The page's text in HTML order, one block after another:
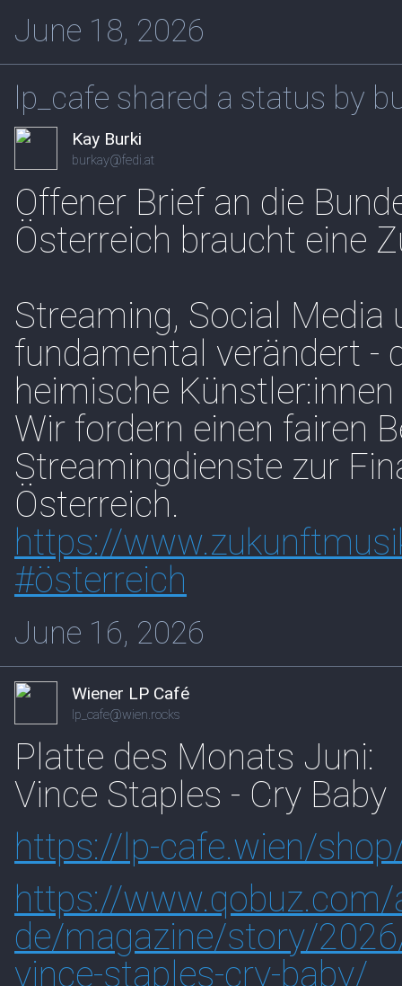
June 18, 2026
lp_cafe shared a status by
Kay Burki
burkay@fedi.at
Offener Brief an die
Österreich braucht eine
Streaming, Social Media
fundamental verändert -
heimische
Wir fordern einen fairen
Streamingdienste zur
Österreich.
https://www.
#österreich
June 16, 2026
Wiener LP Café
lp_cafe@wien.rocks
Platte des Monats Juni:
Vince Staples - Cry Baby
https:// lp-cafe.wien/
https://www.qobuz.com/
de/magazine/story/
vince-staples-cry-baby/